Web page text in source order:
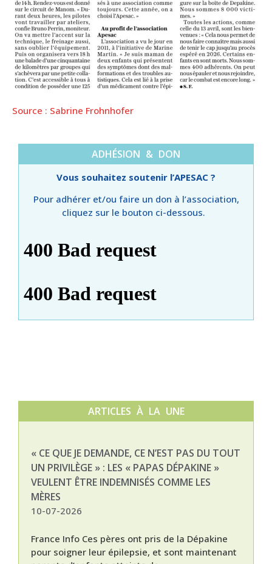
Source : Sabrine Frohnhofer
ADHÉSION & DON
Vous souhaitez soutenir l’APESAC ?
Pour adhérer et/ou faire un don à l’association,
cliquez sur le bouton ci-dessous.
ARTICLES À LA UNE
« CE QUE JE DEMANDE, CE N’EST PAS DU TOUT
UN PRIVILÈGE » : LES « PAPAS DÉPAKINE »
VEULENT ÊTRE INDEMNISÉS COMME LES
MÈRES
10-07-2026
France Info Ces pères ont pris de la Dépakine
pour soigner leur épilepsie, et sont maintenant